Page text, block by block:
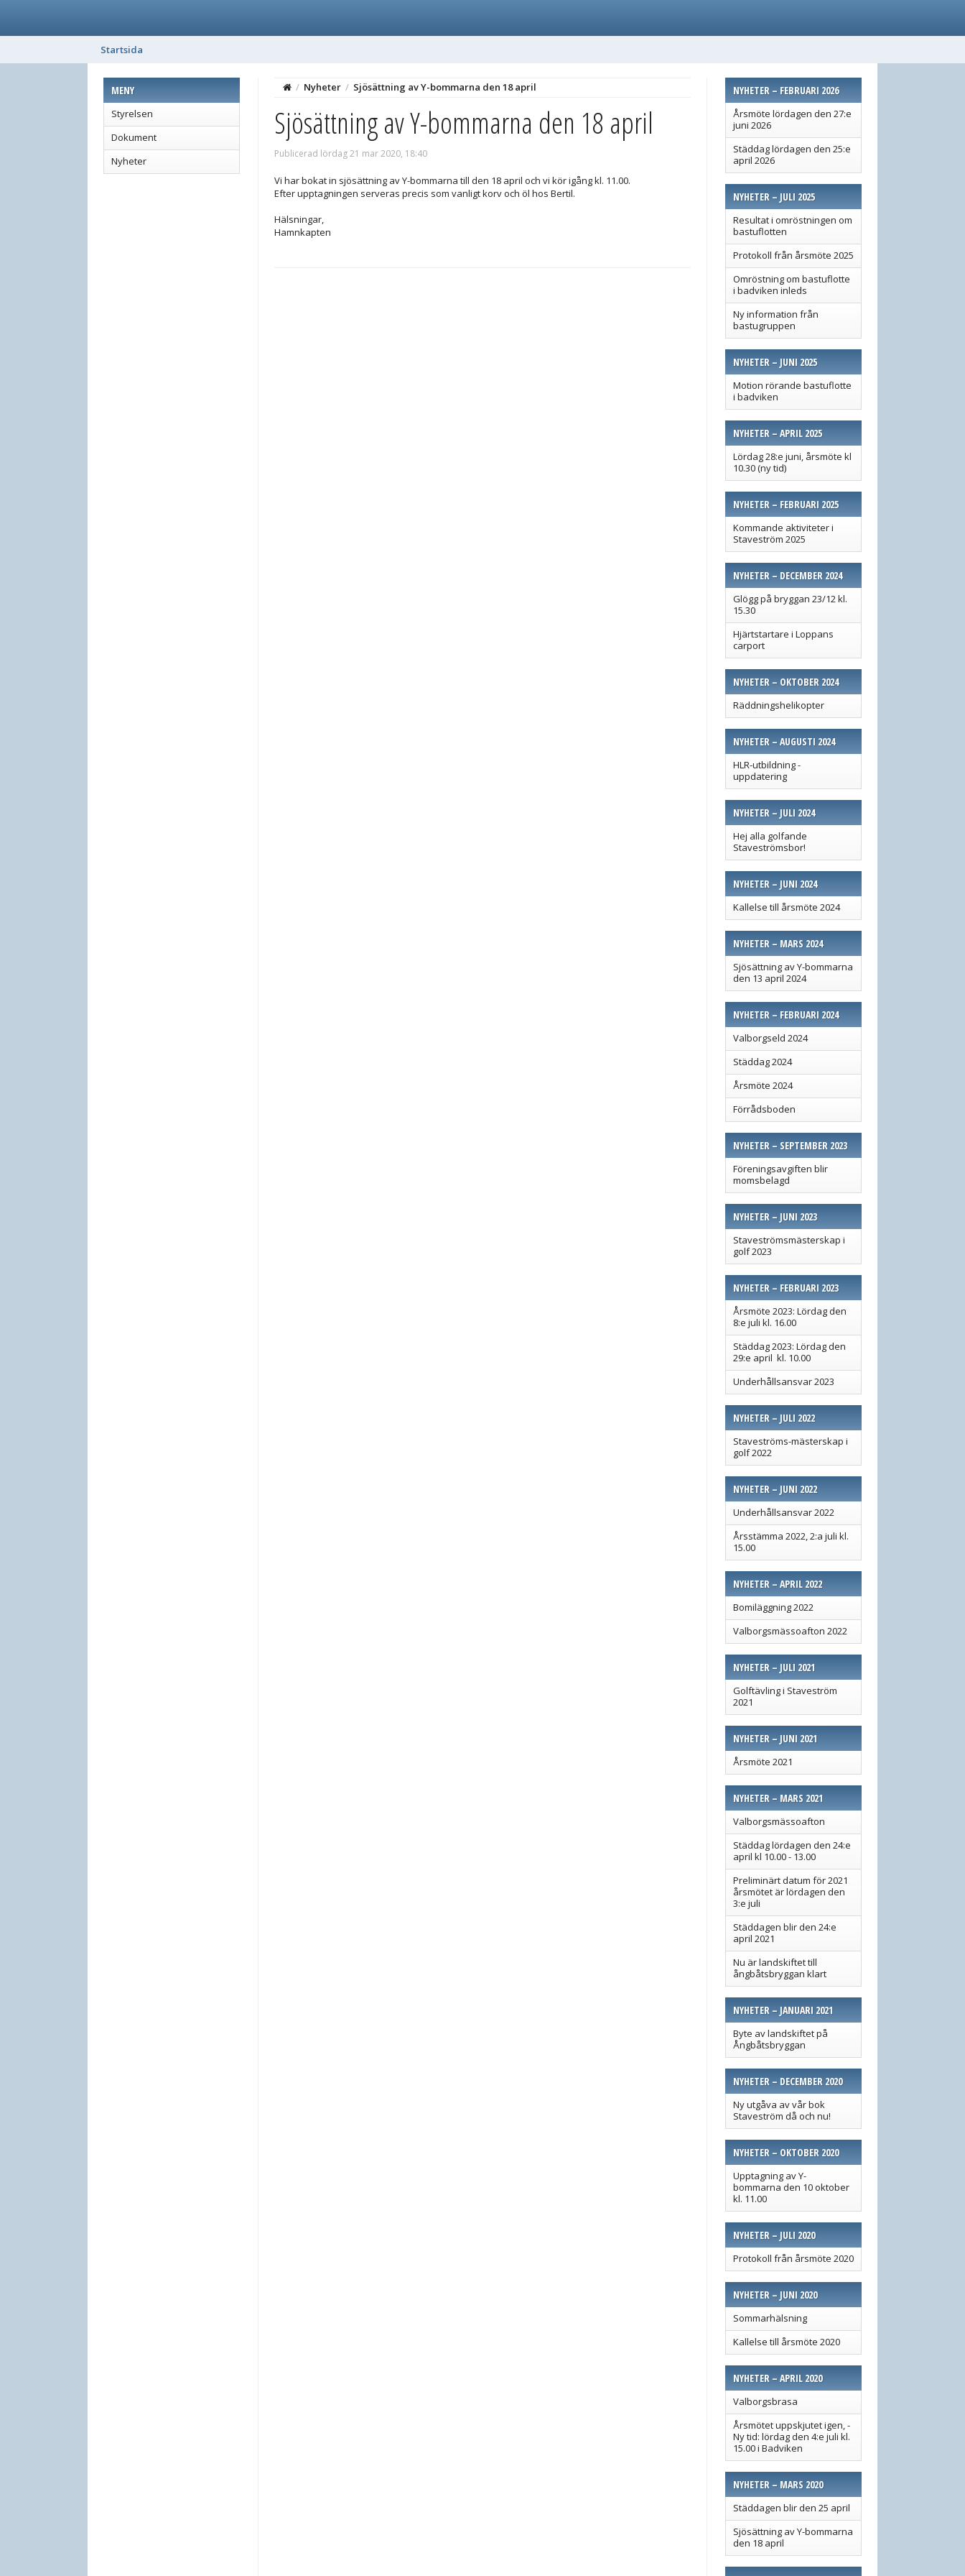
Startsida
MENY
Styrelsen
Dokument
Nyheter
NYHETER – FEBRUARI 2026
Årsmöte lördagen den 27:e
juni 2026
Städdag lördagen den 25:e
april 2026
NYHETER – JULI 2025
Resultat i omröstningen om
bastuflotten
Protokoll från årsmöte 2025
Omröstning om bastuflotte
i badviken inleds
Ny information från
bastugruppen
NYHETER – JUNI 2025
Motion rörande bastuflotte
i badviken
NYHETER – APRIL 2025
Lördag 28:e juni, årsmöte kl
10.30 (ny tid)
NYHETER – FEBRUARI 2025
Kommande aktiviteter i
Staveström 2025
NYHETER – DECEMBER 2024
Glögg på bryggan 23/12 kl.
15.30
Hjärtstartare i Loppans
carport
NYHETER – OKTOBER 2024
Räddningshelikopter
NYHETER – AUGUSTI 2024
HLR-utbildning -
uppdatering
NYHETER – JULI 2024
Hej alla golfande
Staveströmsbor!
NYHETER – JUNI 2024
Kallelse till årsmöte 2024
NYHETER – MARS 2024
Sjösättning av Y-bommarna
den 13 april 2024
NYHETER – FEBRUARI 2024
Valborgseld 2024
Städdag 2024
Årsmöte 2024
Förrådsboden
NYHETER – SEPTEMBER 2023
Föreningsavgiften blir
momsbelagd
NYHETER – JUNI 2023
Staveströmsmästerskap i
golf 2023
NYHETER – FEBRUARI 2023
Årsmöte 2023: Lördag den
8:e juli kl. 16.00
Städdag 2023: Lördag den
29:e april kl. 10.00
Underhållsansvar 2023
NYHETER – JULI 2022
Staveströms-mästerskap i
golf 2022
NYHETER – JUNI 2022
Underhållsansvar 2022
Årsstämma 2022, 2:a juli kl.
15.00
NYHETER – APRIL 2022
Bomiläggning 2022
Valborgsmässoafton 2022
NYHETER – JULI 2021
Golftävling i Staveström
2021
NYHETER – JUNI 2021
Årsmöte 2021
NYHETER – MARS 2021
Valborgsmässoafton
Städdag lördagen den 24:e
april kl 10.00 - 13.00
Preliminärt datum för 2021
årsmötet är lördagen den
3:e juli
Städdagen blir den 24:e
april 2021
Nu är landskiftet till
ångbåtsbryggan klart
NYHETER – JANUARI 2021
Byte av landskiftet på
Ångbåtsbryggan
NYHETER – DECEMBER 2020
Ny utgåva av vår bok
Staveström då och nu!
NYHETER – OKTOBER 2020
Upptagning av Y-
bommarna den 10 oktober
kl. 11.00
NYHETER – JULI 2020
Protokoll från årsmöte 2020
NYHETER – JUNI 2020
Sommarhälsning
Kallelse till årsmöte 2020
NYHETER – APRIL 2020
Valborgsbrasa
Årsmötet uppskjutet igen, -
Ny tid: lördag den 4:e juli kl.
15.00 i Badviken
NYHETER – MARS 2020
Städdagen blir den 25 april
Sjösättning av Y-bommarna
den 18 april
/ Nyheter / Sjösättning av Y-bommarna den 18 april
Sjösättning av Y-bommarna den 18 april
Publicerad lördag 21 mar 2020, 18:40
Vi har bokat in sjösättning av Y-bommarna till den 18 april och vi kör igång kl. 11.00.
Efter upptagningen serveras precis som vanligt korv och öl hos Bertil.
Hälsningar,
Hamnkapten